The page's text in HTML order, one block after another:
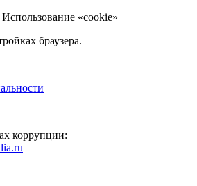
«cookie»
браузера.
коррупции: